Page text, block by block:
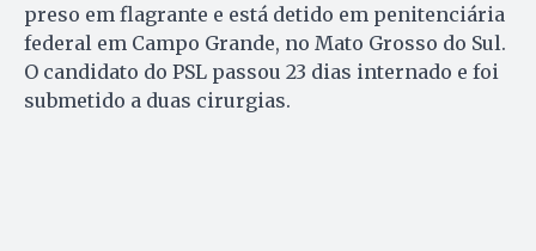
preso em flagrante e está detido em penitenciária
federal em Campo Grande, no Mato Grosso do Sul.
O candidato do PSL passou 23 dias internado e foi
submetido a duas cirurgias.